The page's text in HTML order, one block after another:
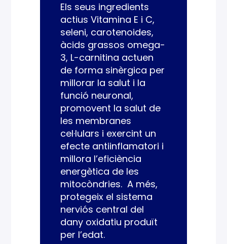
Els seus ingredients
actius Vitamina E i C,
seleni, carotenoides,
àcids grassos omega-
3, L-carnitina actuen
de forma sinèrgica per
millorar la salut i la
funció neuronal,
promovent la salut de
les membranes
cel·lulars i exercint un
efecte antiinflamatori i
millora l’eficiència
energètica de les
mitocòndries. A més,
protegeix el sistema
nerviós central del
dany oxidatiu produït
per l’edat.